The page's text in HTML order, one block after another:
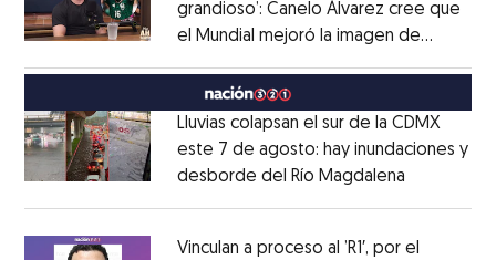
grandioso’: Canelo Álvarez cree que
el Mundial mejoró la imagen de
MéxicoOpens in new window
Lluvias colapsan el sur de la CDMX
este 7 de agosto: hay inundaciones y
desborde del Río Magdalena
Vinculan a proceso al ’R1′, por el